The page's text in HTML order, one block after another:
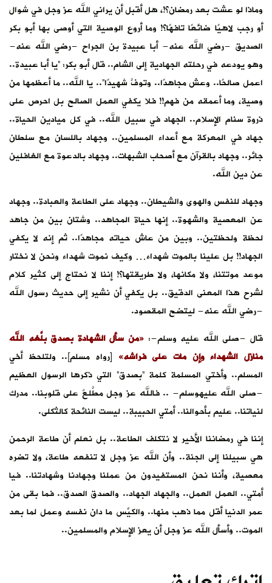
وماذا لو عشت بعد رمضان؟!، هل أقبل أن يراني الله عز وجل في شوال
أو رجب لاهيًا ضائعًا تافهًا؟! وما أروع الوصية التي أوصى بها أبو بكر
الصديق -رضي الله عنه- أبا عبيدة بن الجراح -رضي الله عنه-
وهو يودعه في رحلته الجهادية إلى الشام.. قال أبو بكر: “يا أبا عبيدة..
اعمل صالحًا.. وعش مجاهدًا.. وتوفَّ شهيدًا”.. يا الله.. ما أعظمها من
وصية، وما أعمقه من فهم!! فلا يكفي العمل الصالح بل احرص على
ذروة سنام الإسلام.. الجهاد في سبيل الله.. في كل ميادين الحياة..
جهاد في المعركة مع أعداء المسلمين.. وجهاد باللسان مع سلطان
جائر.. وجهاد بالقرآن مع أصحاب الشبهات.. وجهاد بالدعوة مع الغافلين
عن دين الله.
وجهاد للنفس والهوى والشيطان.. وجهاد على الطاعة والعبادة.. وجهاد
عن المعصية والشهوة.. إنها حياة المجاهد.. وشتان بين من جاهد
لحظة ولحظتين.. وبين من عاش حياته مجاهدًا.. ثم إنه لا يكفي
الجهاد!! بل علينا بالموت شهداء… وكيف نموت شهداء ونحن لا نختار
موعد موتتنا، ولا مكانها، ولا طريقتها؟! إننا لا نحتاج إلى كثير كلام
لشرح هذا المعنى الدقيق.. بل يكفي أن نشير إلى حديث رسول الله
-رضي الله عنه- ليتضح المقصود.
قال -صلى الله عليه وسلم-: «من سأل الشهادة بصدق بلَّغه الله
منازل الشهداء وإن مات على فراشه» [رواه مسلم].. ولتلحظ أخي
المسلم.. وأختي المسلمة كلمة “بصدق” التي ذكرها الرسول العظيم
-صلى الله عليهوسلم- .. فالله عز وجل مطَّلعٌ على قلوبنا.. مدرك
لنياتنا.. عليم بأحوالنا.. أمتي الحبيبة.. ليست النائحة كالثكلى.
إننا في رمضاننا الأخير لا نتكلف الطاعة.. بل نعلم أن طاعة الرحمن
هي سبيلنا إلى الجنة.. وأن الله عز وجل لا تنفعه طاعة، ولا تضره
معصية، وأننا نحن المستفيدون من عملنا وجهادنا وشهادتنا.. فيا
أمتي.. العمل العمل.. والجهاد الجهاد.. والصدق الصدق.. فما بقى من
عمر الدنيا أقل مما ذهب منها.. والكيِّس ما دان نفسه وعمل لما بعد
الموت.. وأسأل الله عز وجل أن يعز الإسلام والمسلمين..